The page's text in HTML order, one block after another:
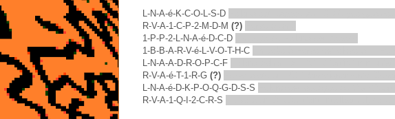
L-N-A-é-K-C-O-L-S-D
R-V-A-1-C-P-2-M-D-M (?)
1-P-P-2-L-N-A-é-D-C-D
1-B-B-A-R-V-é-L-V-O-T-H-C
L-N-A-A-D-R-O-P-C-F
R-V-A-é-T-1-R-G (?)
L-N-A-é-D-K-P-O-Q-G-D-S-S
R-V-A-1-Q-I-2-C-R-S